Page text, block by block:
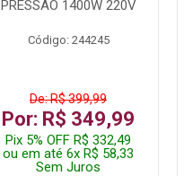
PRESSAO 1400W 220V
Código: 244245
De: R$ 399,99
Por: R$ 349,99
Pix 5% OFF R$ 332,49
ou em até 6x R$ 58,33
Sem Juros